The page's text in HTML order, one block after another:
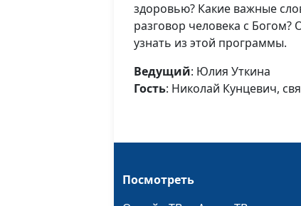
здоровью? Какие важные
разговор человека с
узнать из этой программы.
Ведущий: Юлия Уткина
Гость: Николай Кунцевич,
Посмотреть